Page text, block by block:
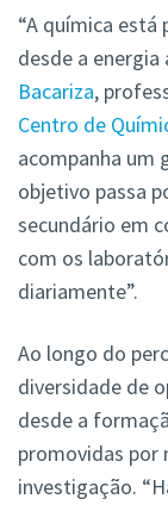
“A química
desde a
Bacariza,
Centro de
acompanha um
objetivo passa
secundário em
com os
diariamente”.
Ao longo do
diversidade de
desde a
promovidas por
investigação.